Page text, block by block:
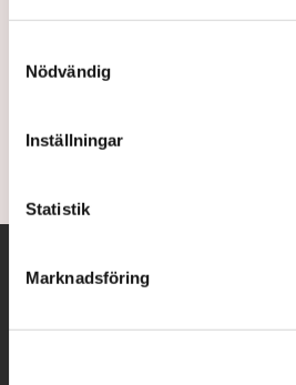
Nödvändig
Inställningar
Statistik
Marknadsföring
företagen. Bra skolor med
det lokala näringslivet är